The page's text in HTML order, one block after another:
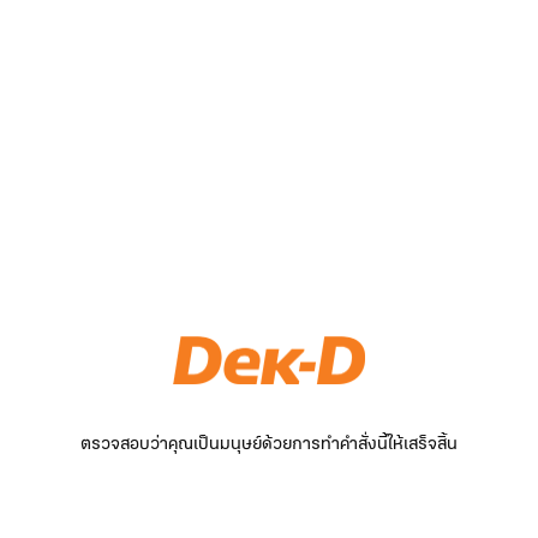
ตรวจสอบว่าคุณเป็นมนุษย์ด้วยการทำคำสั่งนี้ให้เสร็จสิ้น